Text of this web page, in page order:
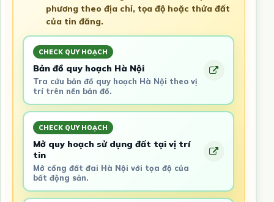
phương theo địa chỉ, tọa độ hoặc thửa đất
của tin đăng.
CHECK QUY HOẠCH
Bản đồ quy hoạch Hà Nội
Tra cứu bản đồ quy hoạch Hà Nội theo vị
trí trên nền bản đồ.
CHECK QUY HOẠCH
Mở quy hoạch sử dụng đất tại vị trí
tin
Mở cổng đất đai Hà Nội với tọa độ của
bất động sản.